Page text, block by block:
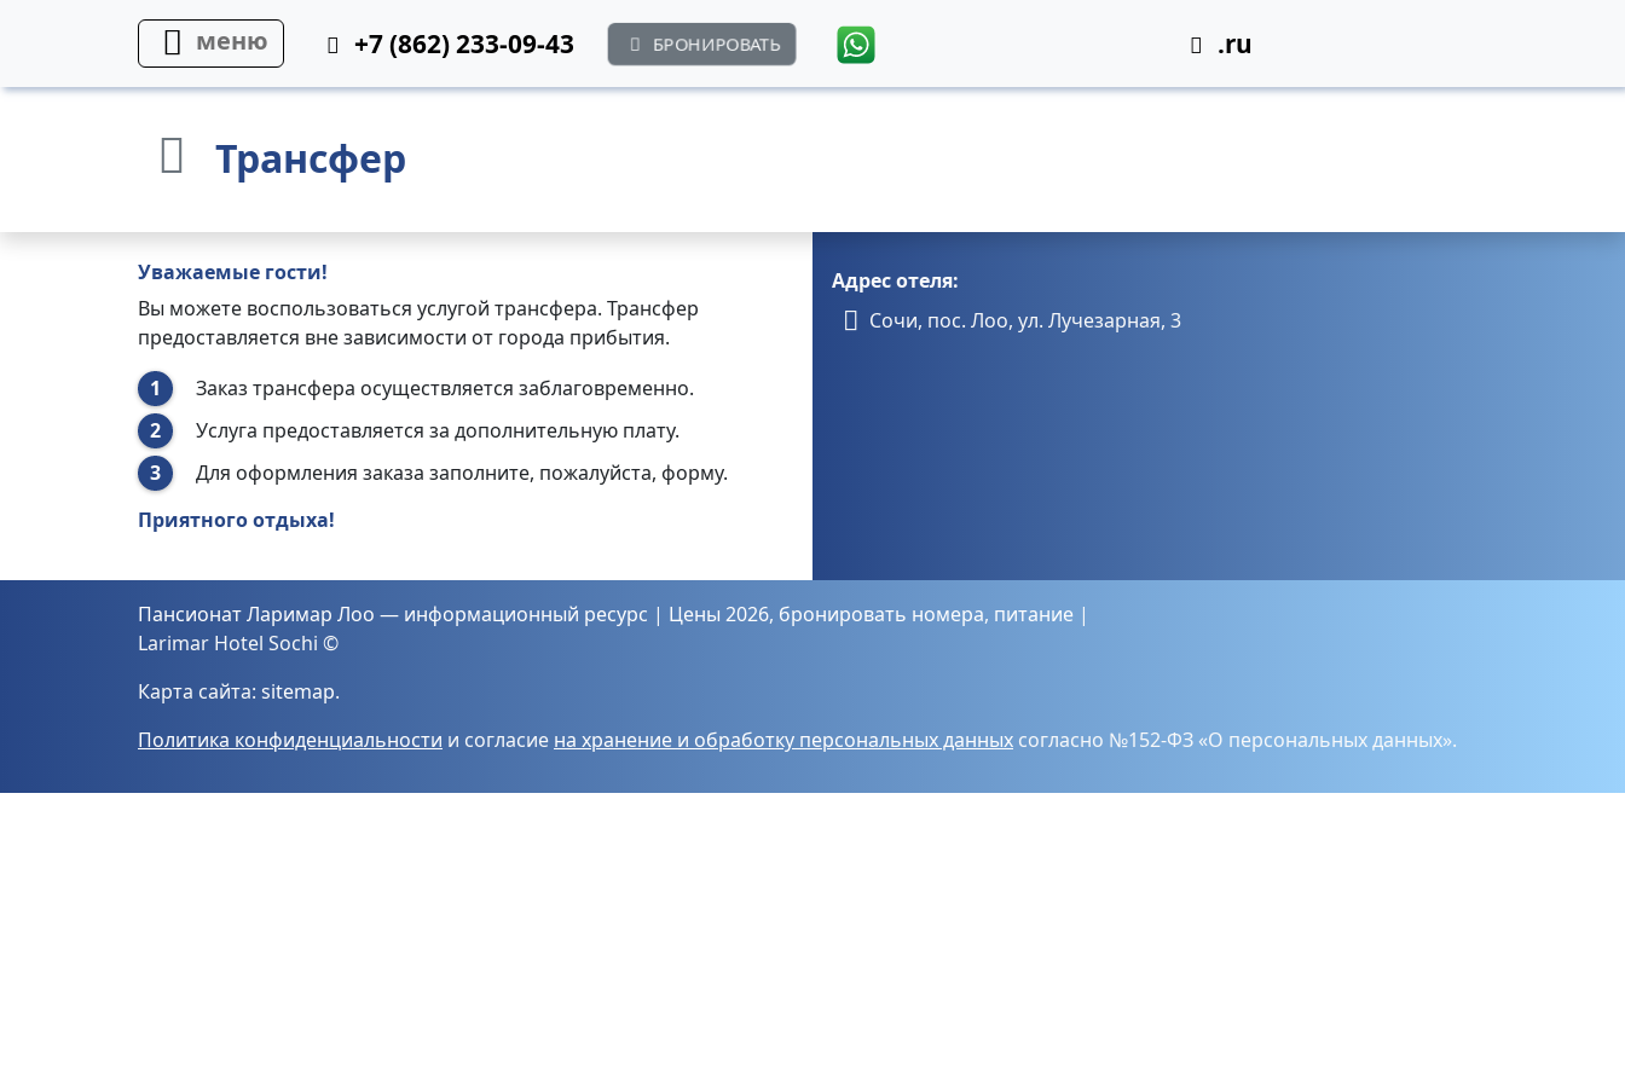
меню +7 (862) 233-09-43 БРОНИРОВАТЬ .ru
Трансфер
Уважаемые гости!
Вы можете воспользоваться услугой трансфера. Трансфер
предоставляется вне зависимости от города прибытия.
Заказ трансфера осуществляется заблаговременно.
Услуга предоставляется за дополнительную плату.
Для оформления заказа заполните, пожалуйста, форму.
Приятного отдыха!
Адрес отеля:
Сочи, пос. Лоо,ул. Лучезарная, 3
Пансионат Ларимар Лоо — информационный ресурс | Цены 2026, бронировать номера, питание |
Larimar Hotel Sochi ©
Карта сайта: sitemap.
Политика конфиденциальности и согласие на хранение и обработку персональных данных согласно №152-ФЗ «О персональных данных».